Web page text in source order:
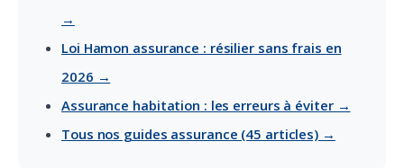
→
Loi Hamon assurance : résilier sans frais en
2026 →
Assurance habitation : les erreurs à éviter →
Tous nos guides assurance (45 articles) →